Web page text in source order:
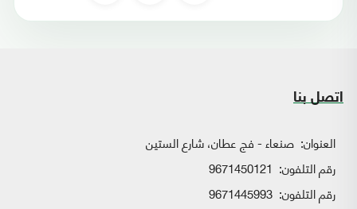
اتصل بنا
العنوان: صنعاء - فج عطان، شارع الستين
رقم التلفون: 9671450121
رقم التلفون: 9671445993